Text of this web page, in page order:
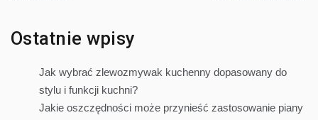
Ostatnie wpisy
Jak wybrać zlewozmywak kuchenny dopasowany do
stylu i funkcji kuchni?
Jakie oszczędności może przynieść zastosowanie piany